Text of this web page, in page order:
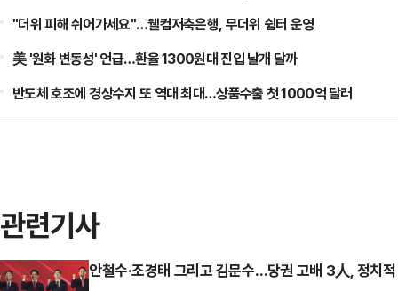
"더위 피해 쉬어가세요"…웰컴저축은행, 무더위 쉼터 운영
美 '원화 변동성' 언급…환율 1300원대 진입 날개 달까
반도체 호조에 경상수지 또 역대 최대…상품수출 첫 1000억 달러
관련기사
안철수·조경태 그리고 김문수…당권 고배 3人, 정치